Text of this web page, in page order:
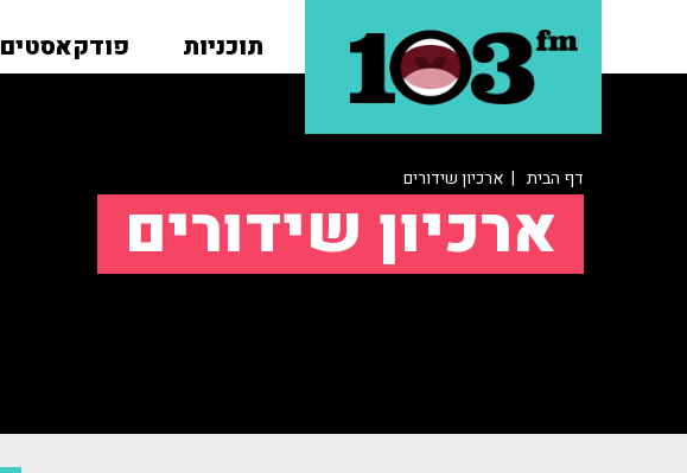
תוכניות פודקאסטים
דף הבית | ארכיון שידורים
ארכיון שידורים